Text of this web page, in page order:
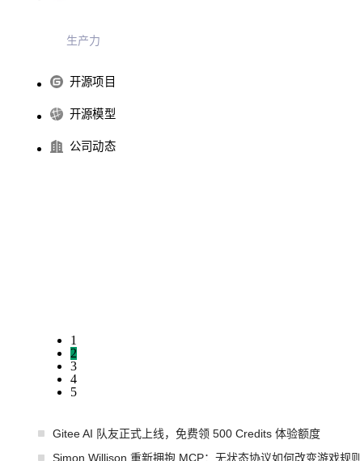
生产力
开源项目
开源模型
公司动态
1
2
3
4
5
Gitee AI 队友正式上线，免费领 500 Credits 体验额度
Simon Willison 重新拥抱 MCP：无状态协议如何改变游戏规则